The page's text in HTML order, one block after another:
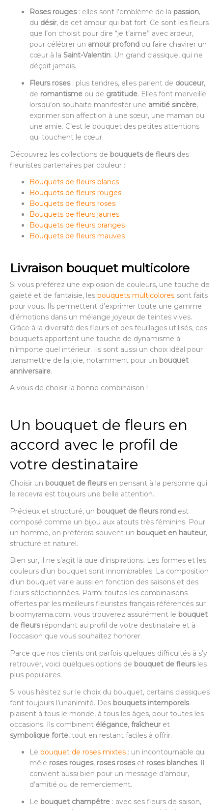
Roses rouges: elles sont l’emblème de la passion,
du désir, de cet amour qui bat fort. Ce sont les fleurs
que l’on choisit pour dire “je t’aime” avec ardeur,
pour célébrer un amour profond ou faire chavirer un
cœur à la Saint-Valentin. Un grand classique, qui ne
déçoit jamais.
Fleurs roses: plus tendres, elles parlent de douceur,
de romantisme ou de gratitude. Elles font merveille
lorsqu’on souhaite manifester une amitié sincère,
exprimer son affection à une sœur, une maman ou
une amie. C’est le bouquet des petites attentions
qui touchent le cœur.
Découvrez les collections de bouquets de fleursdes
fleuristes partenaires par couleur :
Bouquets de fleurs blancs
Bouquets de fleurs rouges
Bouquets de fleurs roses
Bouquets de fleurs jaunes
Bouquets de fleurs oranges
Bouquets de fleurs mauves
Livraison bouquet multicolore
Si vous préférez une explosion de couleurs, une touche de
gaieté et de fantaisie, les bouquets multicolores sont faits
pour vous. Ils permettent d’exprimer toute une gamme
d’émotions dans un mélange joyeux de teintes vives.
Grâce à la diversité des fleurs et des feuillages utilisés, ces
bouquets apportent une touche de dynamisme à
n’importe quel intérieur. Ils sont aussi un choix idéal pour
transmettre de la joie, notamment pour un bouquet
anniversaire.
A vous de choisir la bonne combinaison !
Un bouquet de fleurs en
accord avec le profil de
votre destinataire
Choisir un bouquet de fleursen pensant à la personne qui
le recevra est toujours une belle attention.
Précieux et structuré, un bouquet de fleurs rond est
composé comme un bijou aux atouts très féminins. Pour
un homme, on préférera souvent un bouquet en hauteur,
structuré et naturel.
Bien sur, il ne s’agit là que d’inspirations. Les formes et les
couleurs d’un bouquet sont innombrables. La composition
d’un bouquet varie aussi en fonction des saisons et des
fleurs sélectionnées. Parmi toutes les combinaisons
offertes par les meilleurs fleuristes français référencés sur
bloomyrama.com, vous trouverez assurément le bouquet
de fleursrépondant au profil de votre destinataire et à
l’occasion que vous souhaitez honorer.
Parce que nos clients ont parfois quelques difficultés à s’y
retrouver, voici quelques options de bouquet de fleursles
plus populaires.
Si vous hésitez sur le choix du bouquet, certains classiques
font toujours l’unanimité. Des bouquets intemporels
plaisent à tous le monde, à tous les âges, pour toutes les
occasions. Ils combinent élégance, fraîcheuret
symbolique forte, tout en restant faciles à offrir.
Le bouquet de roses mixtes : un incontournable qui
mêle roses rouges, roses roseset roses blanches. Il
convient aussi bien pour un message d’amour,
d’amitié ou de remerciement.
Le bouquet champêtre : avec ses fleurs de saison,